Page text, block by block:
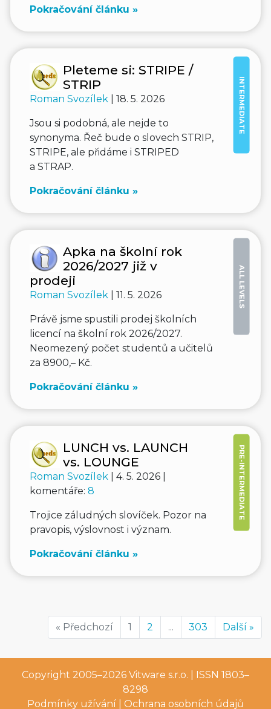
Pokračování článku »
INTERMEDIATE
Pleteme si: STRIPE /
STRIP
Roman Svozílek | 18. 5. 2026
Jsou si podobná, ale nejde to
synonyma. Řeč bude o slovech STRIP,
STRIPE, ale přidáme i STRIPED
a STRAP.
Pokračování článku »
ALL LEVELS
Apka na školní rok
2026/2027 již v
prodeji
Roman Svozílek | 11. 5. 2026
Právě jsme spustili prodej školních
licencí na školní rok 2026/2027.
Neomezený počet studentů a učitelů
za 8900,– Kč.
Pokračování článku »
PRE-INTERMEDIATE
LUNCH vs. LAUNCH
vs. LOUNGE
Roman Svozílek
| 4. 5. 2026 |
komentáře: 8
Trojice záludných slovíček. Pozor na
pravopis, výslovnost i význam.
Pokračování článku »
« Předchozí 1 2 ... 303 Další »
Copyright 2005–2026 Vitware s.r.o. | ISSN 1803–
8298
Podmínky užívání
Ochrana osobních údajů